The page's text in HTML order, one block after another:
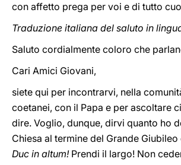
con affetto prega per voi e di tutto
Traduzione italiana del saluto in
Saluto cordialmente coloro che
Cari Amici Giovani,
siete qui per incontrarvi, nella
coetanei, con il Papa e per ascoltare
dire. Voglio, dunque, dirvi quanto ho
Chiesa al termine del Grande
Duc in altum!Prendi il largo! Non